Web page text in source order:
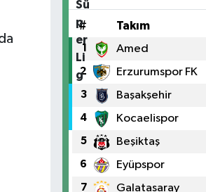
# Takım
1 Amed
2 Erzurumspor FK
3 Başakşehir
4 Kocaelispor
5 Beşiktaş
6 Eyüpspor
7 Galatasaray